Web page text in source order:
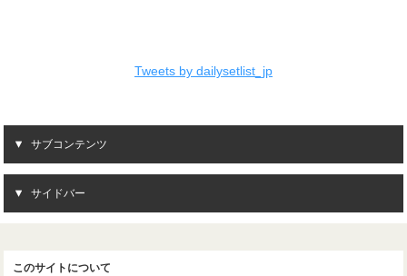
Tweets by dailysetlist_jp
サブコンテンツ
サイドバー
このサイトについて